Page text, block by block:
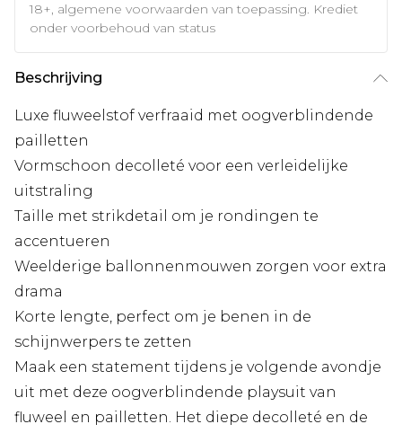
18+, algemene voorwaarden van toepassing. Krediet
onder voorbehoud van status
Beschrijving
Luxe fluweelstof verfraaid met oogverblindende
pailletten
Vormschoon decolleté voor een verleidelijke
uitstraling
Taille met strikdetail om je rondingen te
accentueren
Weelderige ballonnenmouwen zorgen voor extra
drama
Korte lengte, perfect om je benen in de
schijnwerpers te zetten
Maak een statement tijdens je volgende avondje
uit met deze oogverblindende playsuit van
fluweel en pailletten. Het diepe decolleté en de